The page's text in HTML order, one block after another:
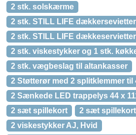
2 stk. solskærme
2 stk. STILL LIFE
2 stk. STILL LIFE
2 stk. viskestykker og 1 stk.
2 stk. vægbeslag til altankasser
2 Støtterør med 2 splitklemmer til
2 Sænkede LED trappelys 44 x
2 sæt spillekort
2 sæt
2 viskestykker AJ, Hvid